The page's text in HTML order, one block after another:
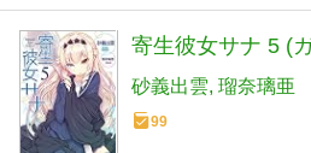
寄生彼女サナ 5 (
砂義出雲 瑠奈璃亜
99